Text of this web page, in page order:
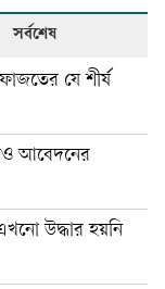
সর্বশেষ
যে শীর্ষ
আবেদনের
উদ্ধার হয়নি